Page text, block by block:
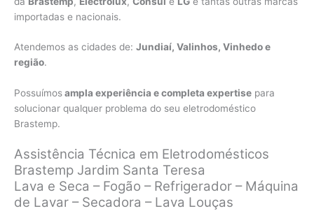
importadas e nacionais.
Atendemos as cidades de: Jundiaí, Valinhos, Vinhedo e
região.
Possuímosampla experiência e completa expertise para
solucionar qualquer problema do seu eletrodoméstico
Brastemp.
Assistência Técnica em Eletrodomésticos
Brastemp Jardim Santa Teresa
Lava e Seca – Fogão – Refrigerador – Máquina
de Lavar – Secadora – Lava Louças